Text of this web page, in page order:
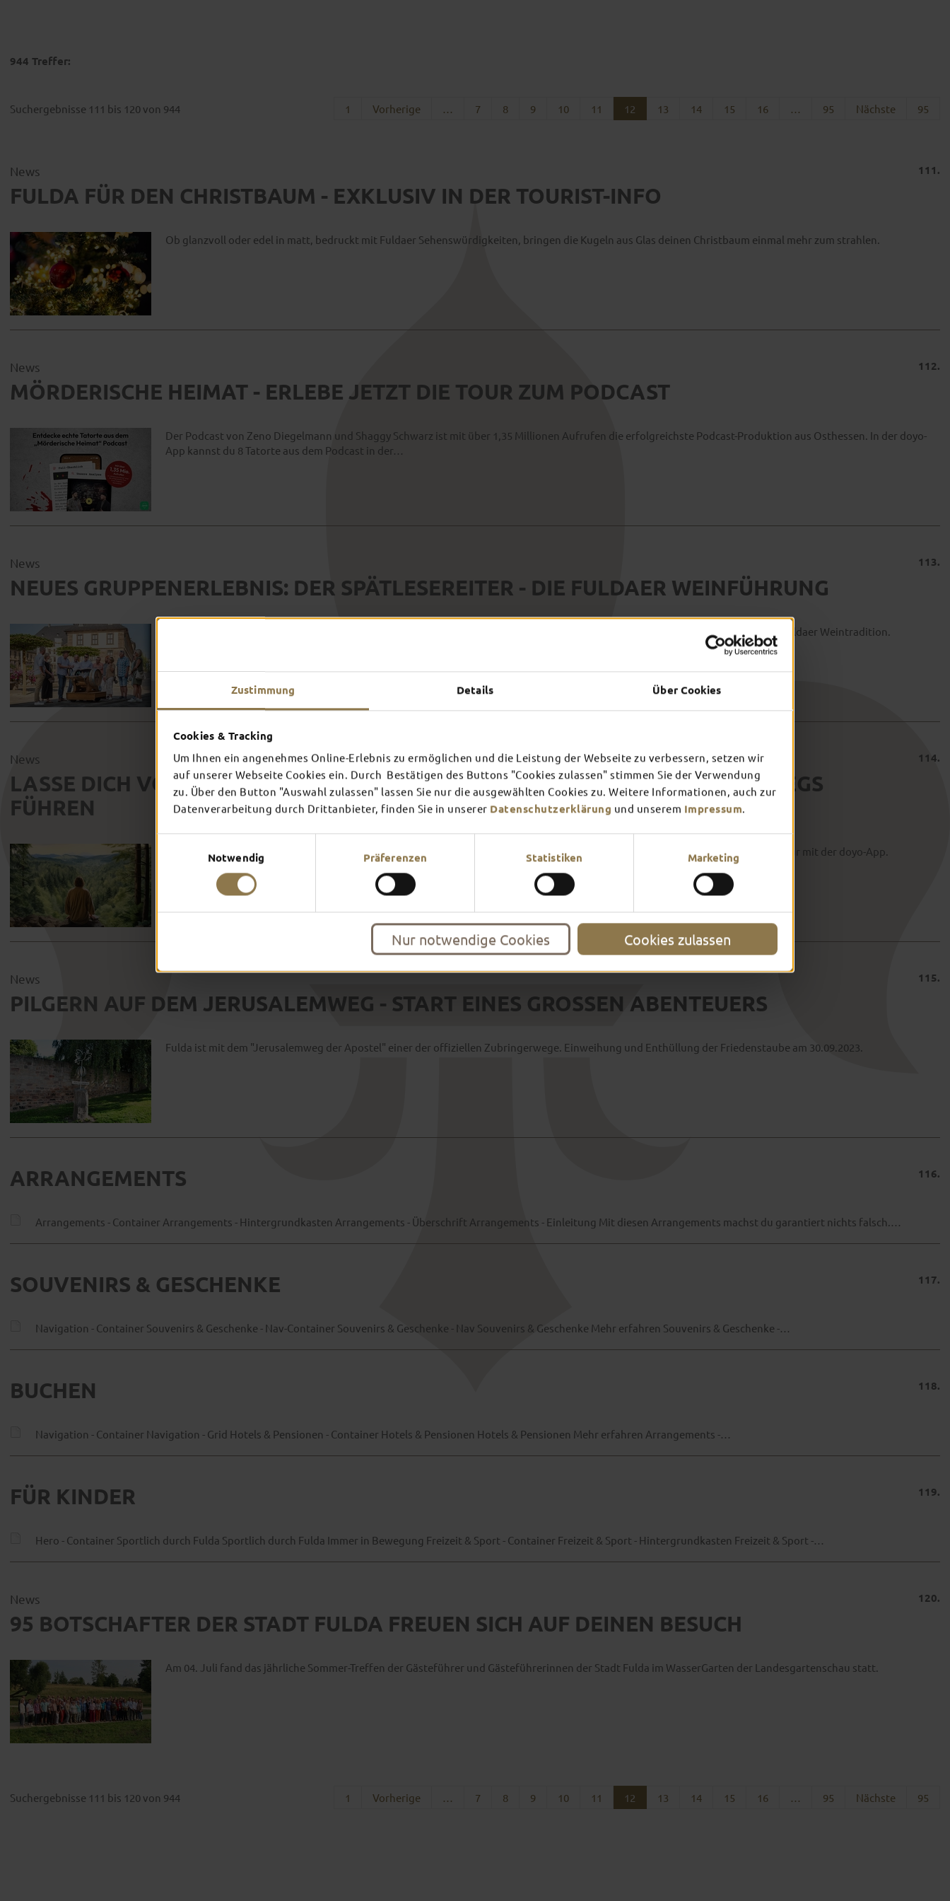
Zustimmung Details Über Cookies
Cookies & Tracking
Um Ihnen ein angenehmes Online-Erlebnis zu ermöglichen und die Leistung der Webseite zu verbessern, setzen wir
auf unserer Webseite Cookies ein. Durch Bestätigen des Buttons "Cookies zulassen" stimmen Sie der Verwendung
zu. Über den Button "Auswahl zulassen" lassen Sie nur die ausgewählten Cookies zu. Weitere Informationen, auch zur
Datenverarbeitung durch Drittanbieter, finden Sie in unserer Datenschutzerklärung und unserem Impressum.
Notwendig Präferenzen Statistiken Marketing
Nur notwendige Cookies Cookies zulassen
944 Treffer:
Suchergebnisse 111 bis 120 von 944 1 Vorherige … 7 8 9 10 11 12 13 14 15 16 … 95 Nächste 95
News
FULDA FÜR DEN CHRISTBAUM - EXKLUSIV IN DER TOURIST-INFO
111.
Ob glanzvoll oder edel in matt, bedruckt mit Fuldaer Sehenswürdigkeiten, bringen die Kugeln aus Glas deinen Christbaum einmal mehr zum strahlen.
News
MÖRDERISCHE HEIMAT - ERLEBE JETZT DIE TOUR ZUM PODCAST
112.
Der Podcast von Zeno Diegelmann und Shaggy Schwarz ist mit über 1,35 Millionen Aufrufen die erfolgreichste Podcast-Produktion aus Osthessen. In der doyo-
App kannst du 8 Tatorte aus dem Podcast in der…
News
NEUES GRUPPENERLEBNIS: DER SPÄTLESEREITER - DIE FULDAER WEINFÜHRUNG
113.
Begib dich mit unseren Gästeführerinnen und Gästeführern auf die Spur des Spätlesereiters mit unterhaltsamen Anekdoten zur Fuldaer Weintradition.
News
LASSE DICH VON BONIFATIUS "PERSÖNLICH" ENTLANG DES BONIFATIUSSTIEGS
FÜHREN
114.
Der Bonifatiusstieg ist ein rund 5 km langer Wanderweg mit Start auf der Pauluspromenade - jetzt als kostenfreie audiovisuelle Tour mit der doyo-App.
News
PILGERN AUF DEM JERUSALEMWEG - START EINES GROSSEN ABENTEUERS
115.
Fulda ist mit dem "Jerusalemweg der Apostel" einer der offiziellen Zubringerwege. Einweihung und Enthüllung der Friedenstaube am 30.09.2023.
ARRANGEMENTS 116.
Arrangements - Container Arrangements - Hintergrundkasten Arrangements - Überschrift Arrangements - Einleitung Mit diesen Arrangements machst du garantiert nichts falsch.…
SOUVENIRS & GESCHENKE 117.
Navigation - Container Souvenirs & Geschenke - Nav-Container Souvenirs & Geschenke - Nav Souvenirs & Geschenke Mehr erfahren Souvenirs & Geschenke -…
BUCHEN 118.
Navigation - Container Navigation - Grid Hotels & Pensionen - Container Hotels & Pensionen Hotels & Pensionen Mehr erfahren Arrangements -…
FÜR KINDER 119.
Hero - Container Sportlich durch Fulda Sportlich durch Fulda Immer in Bewegung Freizeit & Sport - Container Freizeit & Sport - Hintergrundkasten Freizeit & Sport -…
News
95 BOTSCHAFTER DER STADT FULDA FREUEN SICH AUF DEINEN BESUCH
120.
Am 04. Juli fand das jährliche Sommer-Treffen der Gästeführer und Gästeführerinnen der Stadt Fulda im WasserGarten der Landesgartenschau statt.
Suchergebnisse 111 bis 120 von 944 1 Vorherige … 7 8 9 10 11 12 13 14 15 16 … 95 Nächste 95